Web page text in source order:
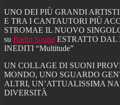
UNO DEI PIÙ GRANDI
E TRA I CANTAUTORI PIÙ
STROMAE IL NUOVO
su Radio Sound ESTRATTO
INEDITI “Multitude”
UN COLLAGE DI SUONI
MONDO, UNO SGUARDO
ALTRI, UN’ATTUALISSIMA
DIVERSITÀ